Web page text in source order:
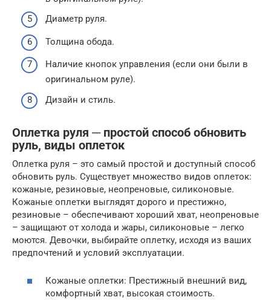
Диаметр руля.
Толщина обода.
Наличие кнопок управления (если они были в
оригинальном руле).
Дизайн и стиль.
Оплетка руля ─ простой способ обновить
руль, виды оплеток
Оплетка руля – это самый простой и доступный способ
обновить руль. Существует множество видов оплеток:
кожаные, резиновые, неопреновые, силиконовые.
Кожаные оплетки выглядят дорого и престижно,
резиновые – обеспечивают хороший хват, неопреновые
– защищают от холода и жары, силиконовые – легко
моются. Девочки, выбирайте оплетку, исходя из ваших
предпочтений и условий эксплуатации.
Кожаные оплетки: Престижный внешний вид,
комфортный хват, высокая стоимость.